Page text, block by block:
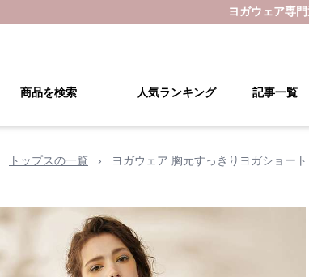
ヨガウェア専
商品を検索 人気ランキング 記事一覧
トップスの一覧 › ヨガウェア 胸元すっきりヨガショー